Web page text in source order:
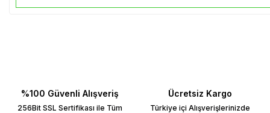
%100 Güvenli Alışveriş
256Bit SSL Sertifikası ile Tüm
Ücretsiz Kargo
Türkiye içi Alışverişlerinizde